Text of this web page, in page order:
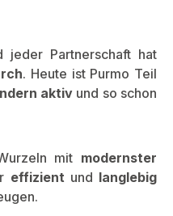
jeder Partnerschaft hat
. Heute ist Purmo Teil
aktiv und so schon
mit modernster
effizient und langlebig